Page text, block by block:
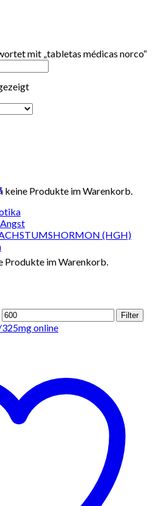
keine Produkte im Warenkorb.
Produkte im Warenkorb.
mit „tabletas médicas norco“
(HGH)
Max.
Preis
Filter